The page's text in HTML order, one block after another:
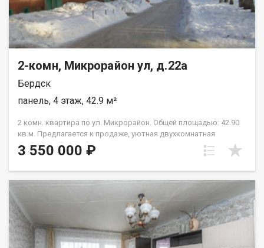
даем гарантийный сертификат. Торг уместен. Звоните —
договоримся на показ в удобное время. Код пользователя:
140558 Номер в базе: 13528269
2-комн, Микрорайон ул, д.22а
Бердск
панель, 4 этаж, 42.9 м²
2 комн. квартира по ул. Микрорайон. Общей площадью: 42.90
кв.м. Предлагается к продаже, уютная двухкомнатная
квартира в микрорайоне города Бердска! Комнаты
расположены на две стороны дома, выходят во двор. Шума
Район с развитой инфраструктурой для комфортного
проживания - школы, детские сады, магазины, аптеки,
спортивные объекты, культурно-развлекательные
учреждения, парки отдыха, поликлиники. Удобная
транспортная развязка, как по городу, так и в
Академгородок, и Новосибирск. Приглашаем на просмотры!
Рядом с объектом находятся:2 школы,3 детских сада,9
3 550 000 ₽